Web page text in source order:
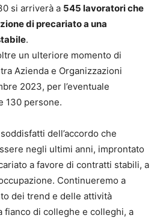
si arriverà a 545 lavoratori che
di precariato a una
.
un ulteriore momento di
Azienda e Organizzazioni
2023, per l’eventuale
130 persone.
dell’accordo che
negli ultimi anni, improntato
a favore di contratti stabili, a
Continueremo a
dei trend e delle attività
fianco di colleghe e colleghi, a